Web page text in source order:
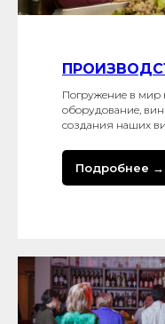
Погружение в мир
оборудование,
создания наших
Подробнее →